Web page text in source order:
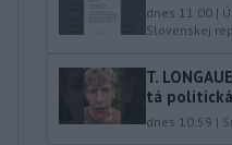
dnes 11:00 |
Slovenskej
T.
tá
dnes 10:59 |